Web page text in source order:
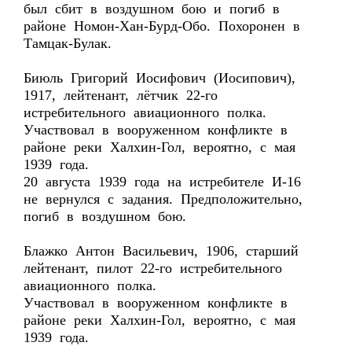
был сбит в воздушном бою и погиб в
районе Номон-Хан-Бурд-Обо. Похоронен в
Тамцак-Булак.
Биюль Григорий Иосифович (Иосипович),
1917, лейтенант, лётчик 22-го
истребительного авиационного полка.
Участвовал в вооруженном конфликте в
районе реки Халхин-Гол, вероятно, с мая
1939 года.
20 августа 1939 года на истребителе И-16
не вернулся с задания. Предположительно,
погиб в воздушном бою.
Блажко Антон Васильевич, 1906, старший
лейтенант, пилот 22-го истребительного
авиационного полка.
Участвовал в вооруженном конфликте в
районе реки Халхин-Гол, вероятно, с мая
1939 года.